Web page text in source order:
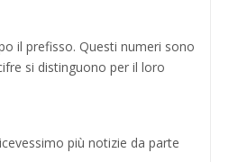
il prefisso. Questi numeri sono
si distinguono per il loro
più notizie da parte